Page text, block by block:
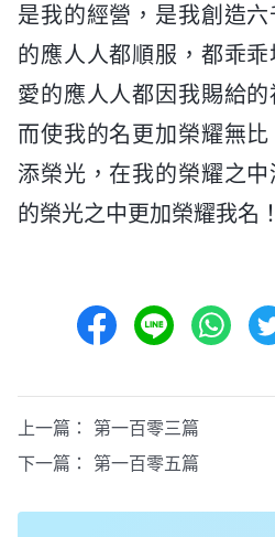
是我的經營，是我創造
的應人人都順服，都乖
愛的應人人都因我賜給
而使我的名更加榮耀無
添榮光，在我的榮耀之
的榮光之中更加榮耀我名！
上一篇： 第一百零三篇
下一篇： 第一百零五篇